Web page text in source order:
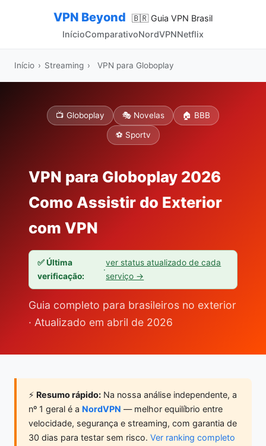
VPN Beyond
🇧🇷 Guia VPN Brasil
InícioComparativoNordVPNNetflix
Início › Streaming › VPN para Globoplay
📺 Globoplay 🎭 Novelas 🏠 BBB
⚽ Sportv
VPN para Globoplay 2026
Como Assistir do Exterior
com VPN
✅ Última
verificação:
·
ver status atualizado de cada
serviço →
Guia completo para brasileiros no exterior
· Atualizado em abril de 2026
⚡ Resumo rápido: Na nossa análise independente, a
nº 1 geral é a NordVPN — melhor equilíbrio entre
velocidade, segurança e streaming, com garantia de
30 dias para testar sem risco. Ver ranking completo